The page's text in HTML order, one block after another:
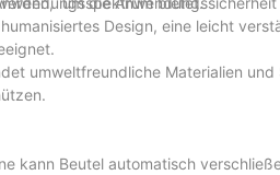
Design, eine leicht
umweltfreundliche Materialien
kann Beutel automatisch